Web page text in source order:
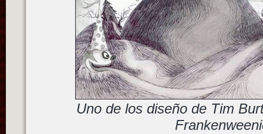
Uno de los diseño de Tim